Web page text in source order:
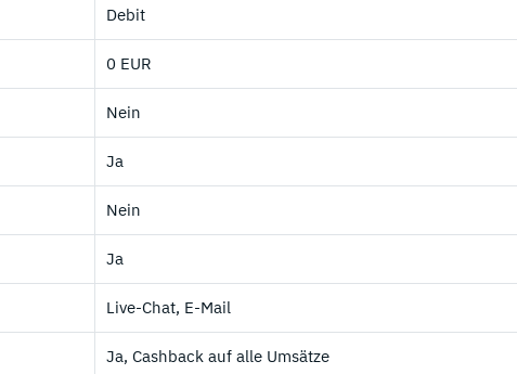
Debit
0 EUR
Nein
Ja
Nein
Ja
Live-Chat, E-Mail
Ja, Cashback auf alle Umsätze